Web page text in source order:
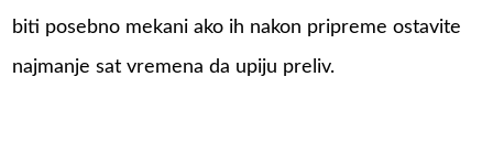
biti posebno mekani ako ih nakon pripreme ostavite
najmanje sat vremena da upiju preliv.